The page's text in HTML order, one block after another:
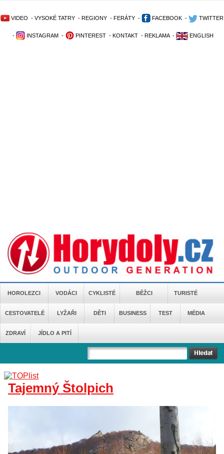
VIDEO - VYSOKÉ TATRY - REGIONY - FERÁTY - FACEBOOK - TWITTER
- INSTAGRAM - PINTEREST - KONTAKT - REKLAMA - ENGLISH
HOROLEZCI VODÁCI CYKLISTÉ BĚŽCI TURISTÉ
CESTOVATELÉ LYŽAŘI DĚTI BUSINESS TEST MÉDIA
ZDRAVÍ JÍDLO A PITÍ
Tajemný Štolpich